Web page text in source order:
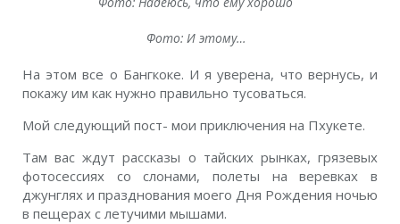
Фото: И этому…
На этом все о Бангкоке. И я уверена, что вернусь, и
покажу им как нужно правильно тусоваться.
Мой следующий пост- мои приключения на Пхукете.
Там вас ждут рассказы о тайских рынках, грязевых
фотосессиях со слонами, полеты на веревках в
джунглях и празднования моего Дня Рождения ночью
в пещерах с летучими мышами.